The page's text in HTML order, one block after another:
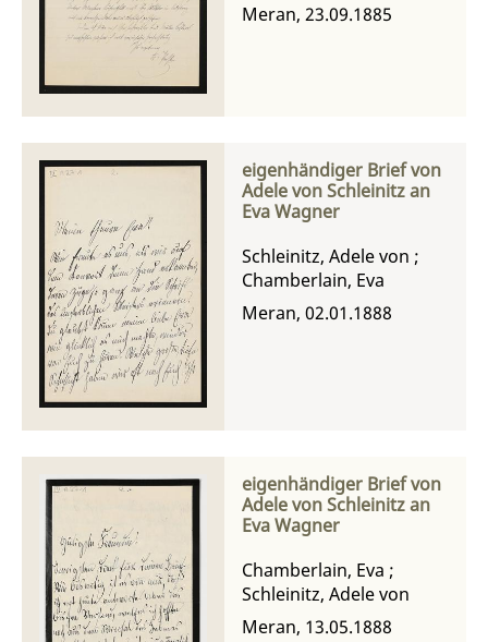
Meran, 23.09.1885
eigenhändiger Brief von
Adele von Schleinitz an
Eva Wagner
Schleinitz, Adele von ;
Chamberlain, Eva
Meran, 02.01.1888
eigenhändiger Brief von
Adele von Schleinitz an
Eva Wagner
Chamberlain, Eva ;
Schleinitz, Adele von
Meran, 13.05.1888